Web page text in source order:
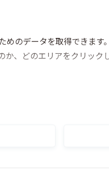
のデータを取得できます。
か、どのエリアをクリッ